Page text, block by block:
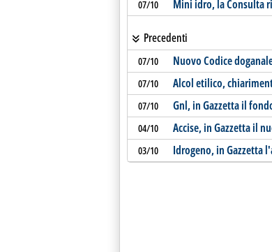
07/10 Mini idro, la Consulta
Precedenti
07/10 Nuovo Codice
07/10 Alcol etilico,
07/10 Gnl, in Gazzetta il
04/10 Accise, in Gazzetta il
03/10 Idrogeno, in Gazzetta